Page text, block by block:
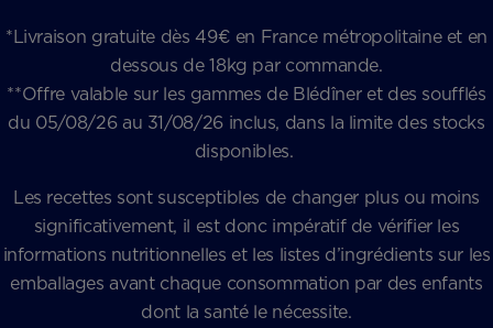
*Livraison gratuite dès 49€ en France métropolitaine et en
dessous de 18kg par commande.
**Offre valable sur les gammes de Blédîner et des soufflés
du 05/08/26 au 31/08/26 inclus, dans la limite des stocks
disponibles.
Les recettes sont susceptibles de changer plus ou moins
significativement, il est donc impératif de vérifier les
informations nutritionnelles et les listes d’ingrédients sur les
emballages avant chaque consommation par des enfants
dont la santé le nécessite.